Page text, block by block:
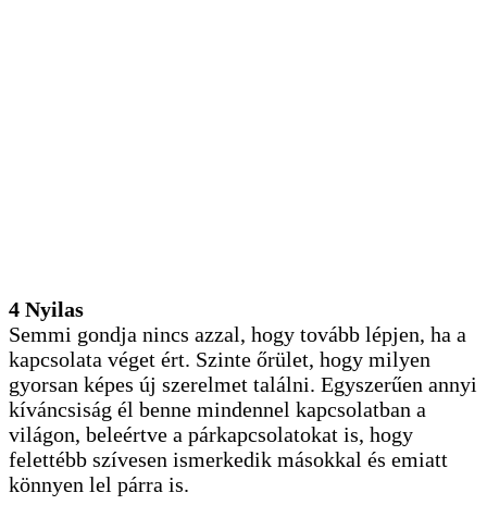
4 Nyilas
Semmi gondja nincs azzal, hogy tovább lépjen, ha a
kapcsolata véget ért. Szinte őrület, hogy milyen
gyorsan képes új szerelmet találni. Egyszerűen annyi
kíváncsiság él benne mindennel kapcsolatban a
világon, beleértve a párkapcsolatokat is, hogy
felettébb szívesen ismerkedik másokkal és emiatt
könnyen lel párra is.